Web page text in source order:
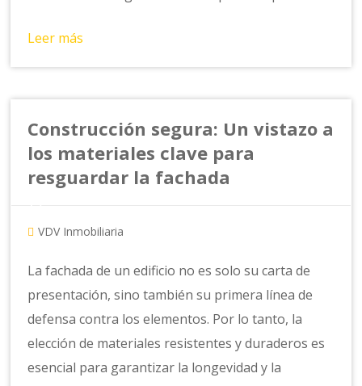
Leer más
Construcción segura: Un vistazo a
los materiales clave para
resguardar la fachada
VDV Inmobiliaria
La fachada de un edificio no es solo su carta de
presentación, sino también su primera línea de
defensa contra los elementos. Por lo tanto, la
elección de materiales resistentes y duraderos es
esencial para garantizar la longevidad y la